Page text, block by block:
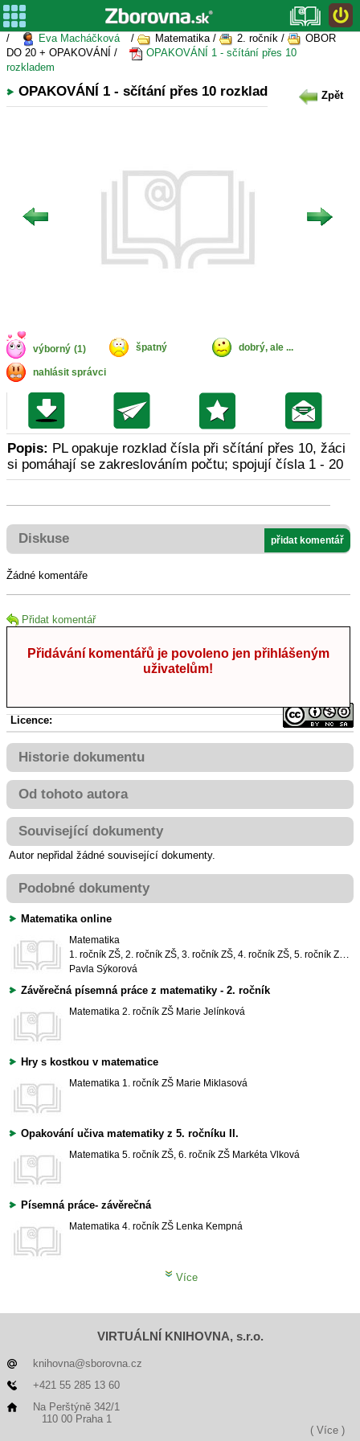
/ Eva Macháčková / Matematika / 2. ročník /
OBOR
DO 20 + OPAKOVÁNÍ /
OPAKOVÁNÍ 1 - sčítání přes 10
rozkladem
OPAKOVÁNÍ 1 - sčítání přes 10 rozkladem Zpět
výborný (1) špatný dobrý, ale ...
nahlásit správci
Popis: PL opakuje rozklad čísla při sčítání přes 10, žáci
si pomáhají se zakreslováním počtu; spojují čísla 1 - 20
Diskuse přidat komentář
Žádné komentáře
Přidat komentář
Přidávání komentářů je povoleno jen přihlášeným
uživatelům!
Licence:
Historie dokumentu
Od tohoto autora
Související dokumenty
Autor nepřidal žádné související dokumenty.
Podobné dokumenty
Matematika online
Matematika
1. ročník ZŠ, 2. ročník ZŠ, 3. ročník ZŠ, 4. ročník ZŠ, 5. ročník ZŠ, 6. ročník ZŠ, 7. ročník ZŠ
Pavla Sýkorová
Závěrečná písemná práce z matematiky - 2. ročník
Matematika 2. ročník ZŠ Marie Jelínková
Hry s kostkou v matematice
Matematika 1. ročník ZŠ Marie Miklasová
Opakování učiva matematiky z 5. ročníku II.
Matematika 5. ročník ZŠ, 6. ročník ZŠ Markéta Vlková
Písemná práce- závěrečná
Matematika 4. ročník ZŠ Lenka Kempná
Více
VIRTUÁLNÍ KNIHOVNA, s.r.o.
knihovna@sborovna.cz
+421 55 285 13 60
Na Perštýně 342/1
110 00 Praha 1
( Více )